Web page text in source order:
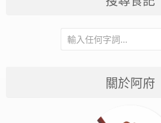
關於阿府